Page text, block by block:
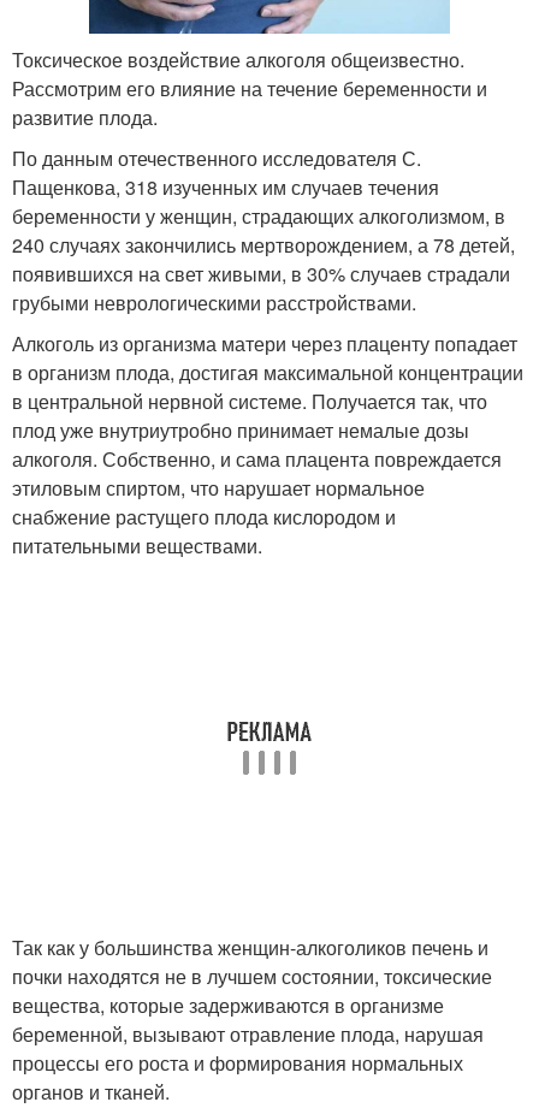
Токсическое воздействие алкоголя общеизвестно.
Рассмотрим его влияние на течение беременности и
развитие плода.
По данным отечественного исследователя С.
Пащенкова, 318 изученных им случаев течения
беременности у женщин, страдающих алкоголизмом, в
240 случаях закончились мертворождением, а 78 детей,
появившихся на свет живыми, в 30% случаев страдали
грубыми неврологическими расстройствами.
Алкоголь из организма матери через плаценту попадает
в организм плода, достигая максимальной концентрации
в центральной нервной системе. Получается так, что
плод уже внутриутробно принимает немалые дозы
алкоголя. Собственно, и сама плацента повреждается
этиловым спиртом, что нарушает нормальное
снабжение растущего плода кислородом и
питательными веществами.
Так как у большинства женщин-алкоголиков печень и
почки находятся не в лучшем состоянии, токсические
вещества, которые задерживаются в организме
беременной, вызывают отравление плода, нарушая
процессы его роста и формирования нормальных
органов и тканей.